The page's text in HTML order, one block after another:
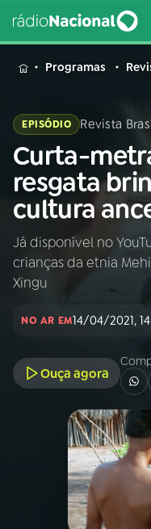
MENU
Buscar
na
Rádio
Nacional
PROGRAMAS
PODCASTS
Programas
EPISÓDIO Revista
Curta-
resgata
cultura
Já disponível no
crianças da etnia
Xingu
NO AR EM14/04/2021,
Ouça agora